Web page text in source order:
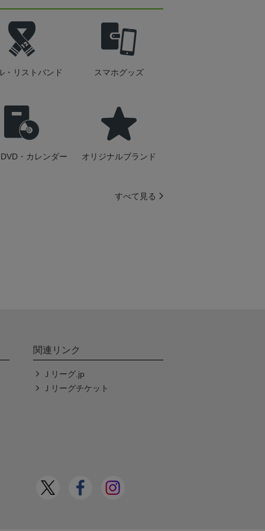
・リストバンド スマホグッズ
・カレンダー オリジナルブランド
すべて見る
関連リンク
Ｊリーグ.jp
Ｊリーグチケット